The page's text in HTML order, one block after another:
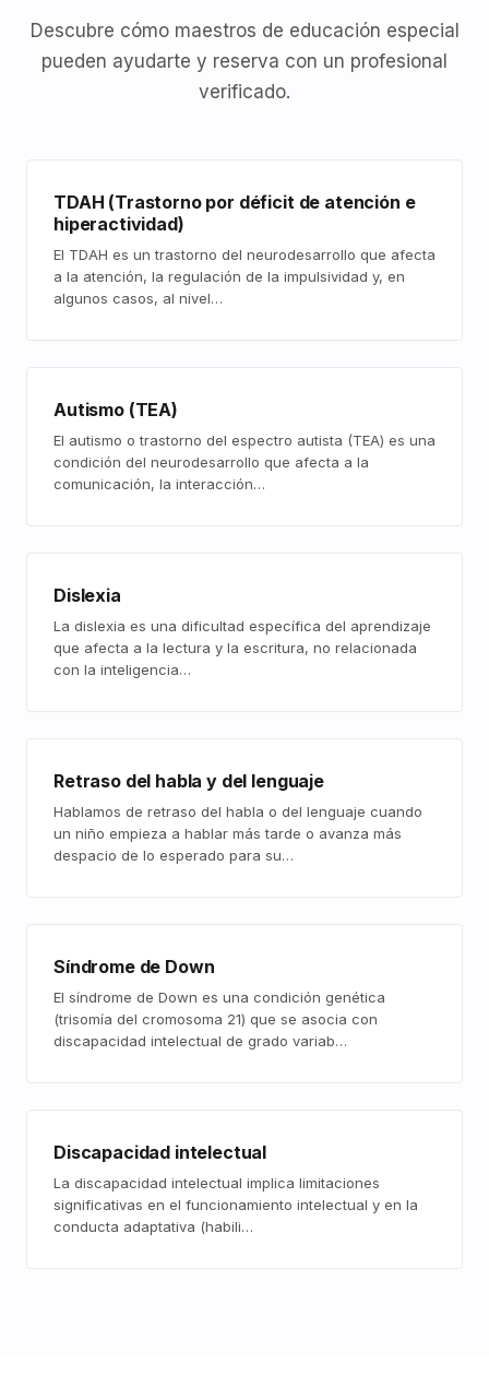
Descubre cómo maestros de educación especial
pueden ayudarte y reserva con un profesional
verificado.
TDAH (Trastorno por déficit de atención e
hiperactividad)
El TDAH es un trastorno del neurodesarrollo que afecta
a la atención, la regulación de la impulsividad y, en
algunos casos, al nivel…
Autismo (TEA)
El autismo o trastorno del espectro autista (TEA) es una
condición del neurodesarrollo que afecta a la
comunicación, la interacción…
Dislexia
La dislexia es una dificultad específica del aprendizaje
que afecta a la lectura y la escritura, no relacionada
con la inteligencia…
Retraso del habla y del lenguaje
Hablamos de retraso del habla o del lenguaje cuando
un niño empieza a hablar más tarde o avanza más
despacio de lo esperado para su…
Síndrome de Down
El síndrome de Down es una condición genética
(trisomía del cromosoma 21) que se asocia con
discapacidad intelectual de grado variab…
Discapacidad intelectual
La discapacidad intelectual implica limitaciones
significativas en el funcionamiento intelectual y en la
conducta adaptativa (habili…